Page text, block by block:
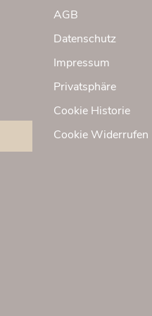
auf
Produktseite
gewählt
AGB
Datenschutz
Impressum
Privatsphäre
Cookie Historie
Cookie Widerrufen